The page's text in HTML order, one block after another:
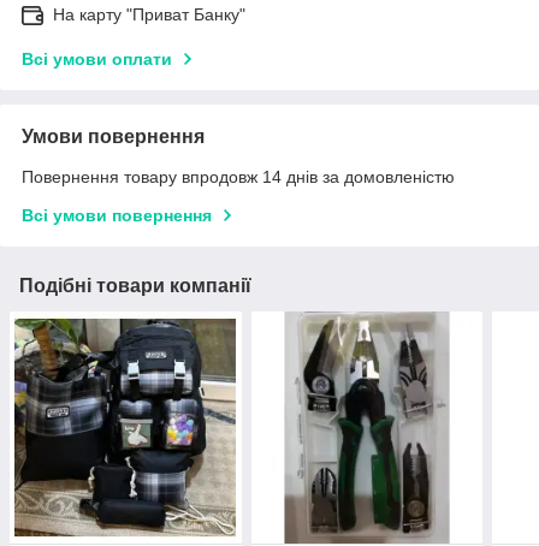
На карту "Приват Банку"
Всі умови оплати
Умови повернення
Повернення товару впродовж 14 днів за домовленістю
Всі умови повернення
Подібні товари компанії